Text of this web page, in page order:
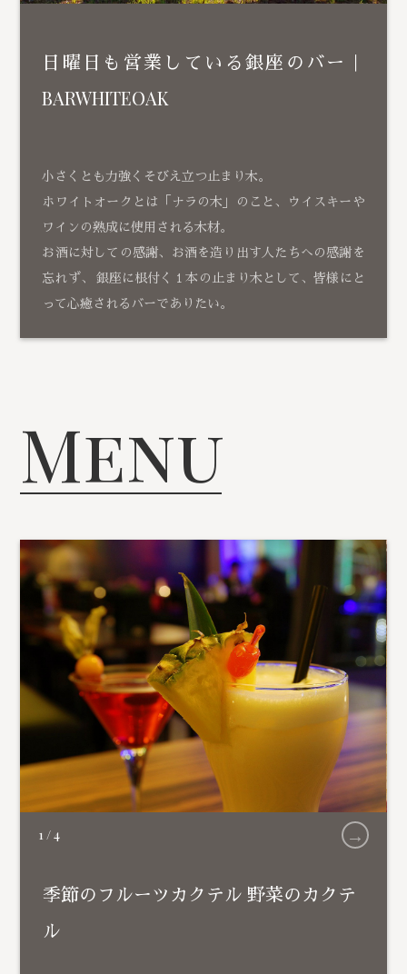
日曜日も営業している銀座のバー｜
BARWHITEOAK
小さくとも力強くそびえ立つ止まり木。
ホワイトオークとは「ナラの木」のこと、ウイスキーや
ワインの熟成に使用される木材。
お酒に対しての感謝、お酒を造り出す人たちへの感謝を
忘れず、 銀座に根付く１本の止まり木として、皆様にと
って心癒されるバーでありたい。
Menu
1 /4 →
季節のフルーツカクテル 野菜のカクテ
ル